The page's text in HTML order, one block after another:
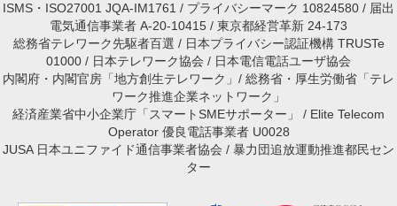
ISMS・ISO27001 JQA-IM1761 / プライバシーマーク 10824580 / 届出
電気通信事業者 A-20-10415 / 東京都経営革新 24-173
総務省テレワーク先駆者百選 / 日本プライバシー認証機構 TRUSTe
01000 / 日本テレワーク協会 / 日本電信電話ユーザ協会
内閣府・内閣官房「地方創生テレワーク」/ 総務省・厚生労働省「テレ
ワーク推進企業ネットワーク」
経済産業省中小企業庁「スマートSMEサポーター」 / Elite Telecom
Operator 優良電話事業者 U0028
JUSA 日本ユニファイド通信事業者協会 / 暴力団追放運動推進都民セン
ター